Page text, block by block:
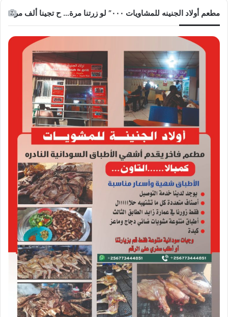
مطعم أولاد الجنينه للمشاويات ٠٠٠” لو زرتنا مرة… ح تجينا ألف مرة